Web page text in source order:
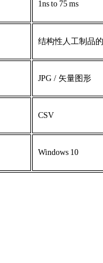
1ns to 75 ms
结构性人工制品
JPG / 矢量图形
CSV
Windows 10